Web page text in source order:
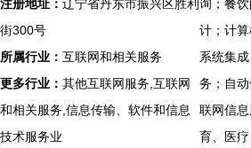
注册地址： 辽宁省丹东市振兴区胜利
街300号
所属行业： 互联网和相关服务
更多行业： 其他互联网服务,互联网
和相关服务,信息传输、软件和信息
技术服务业
询；餐
计；计
系统集
务；自
联网信
育、医疗